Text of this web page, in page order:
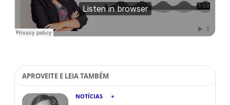
APROVEITE E LEIA TAMBÉM
NOTÍCIAS